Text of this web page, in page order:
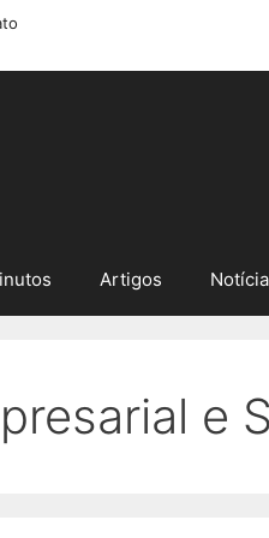
Artigos
e